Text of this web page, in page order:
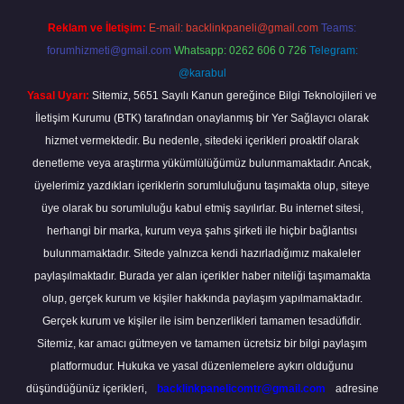
Reklam ve İletişim: E-mail: backlinkpaneli@gmail.com Teams:
forumhizmeti@gmail.com Whatsapp: 0262 606 0 726 Telegram:
@karabul
Yasal Uyarı: Sitemiz, 5651 Sayılı Kanun gereğince Bilgi Teknolojileri ve
İletişim Kurumu (BTK) tarafından onaylanmış bir Yer Sağlayıcı olarak
hizmet vermektedir. Bu nedenle, sitedeki içerikleri proaktif olarak
denetleme veya araştırma yükümlülüğümüz bulunmamaktadır. Ancak,
üyelerimiz yazdıkları içeriklerin sorumluluğunu taşımakta olup, siteye
üye olarak bu sorumluluğu kabul etmiş sayılırlar. Bu internet sitesi,
herhangi bir marka, kurum veya şahıs şirketi ile hiçbir bağlantısı
bulunmamaktadır. Sitede yalnızca kendi hazırladığımız makaleler
paylaşılmaktadır. Burada yer alan içerikler haber niteliği taşımamakta
olup, gerçek kurum ve kişiler hakkında paylaşım yapılmamaktadır.
Gerçek kurum ve kişiler ile isim benzerlikleri tamamen tesadüfidir.
Sitemiz, kar amacı gütmeyen ve tamamen ücretsiz bir bilgi paylaşım
platformudur. Hukuka ve yasal düzenlemelere aykırı olduğunu
düşündüğünüz içerikleri,
backlinkpanelicomtr@gmail.com adresine